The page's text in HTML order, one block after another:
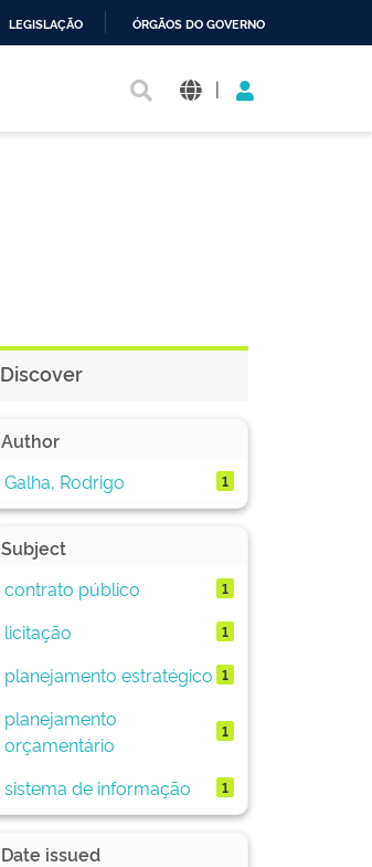
LEGISLAÇÃO ÓRGÃOS DO GOVERNO
|
Discover
Author
Galha, Rodrigo
1
Subject
contrato público
1
licitação 1
planejamento estratégico 1
planejamento
orçamentário
1
sistema de informação 1
Date issued